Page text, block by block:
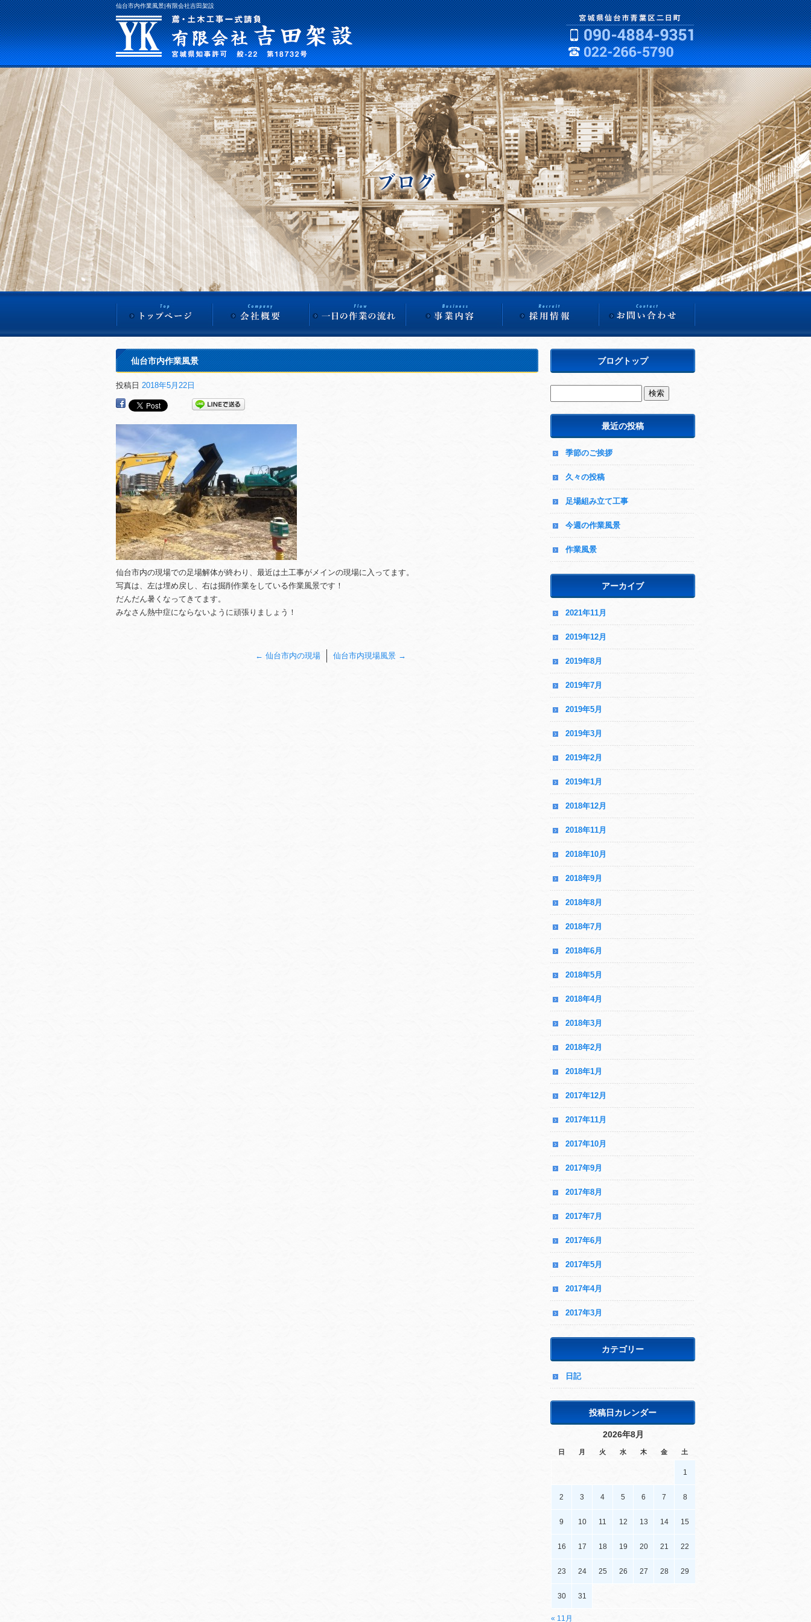
仙台市内作業風景|有限会社吉田架設
仙台市内作業風景
投稿日 2018年5月22日
仙台市内の現場での足場解体が終わり、最近は土工事がメインの現場に入ってます。
写真は、左は埋め戻し、右は掘削作業をしている作業風景です！
だんだん暑くなってきてます。
みなさん熱中症にならないように頑張りましょう！
← 仙台市内の現場 仙台市内現場風景 →
ブログトップ
最近の投稿
季節のご挨拶
久々の投稿
足場組み立て工事
今週の作業風景
作業風景
アーカイブ
2021年11月
2019年12月
2019年8月
2019年7月
2019年5月
2019年3月
2019年2月
2019年1月
2018年12月
2018年11月
2018年10月
2018年9月
2018年8月
2018年7月
2018年6月
2018年5月
2018年4月
2018年3月
2018年2月
2018年1月
2017年12月
2017年11月
2017年10月
2017年9月
2017年8月
2017年7月
2017年6月
2017年5月
2017年4月
2017年3月
カテゴリー
日記
投稿日カレンダー
2026年8月
日 月 火 水 木 金 土
« 11月
1
2 3 4 5 6 7 8
9 10 11 12 13 14 15
16 17 18 19 20 21 22
23 24 25 26 27 28 29
30 31